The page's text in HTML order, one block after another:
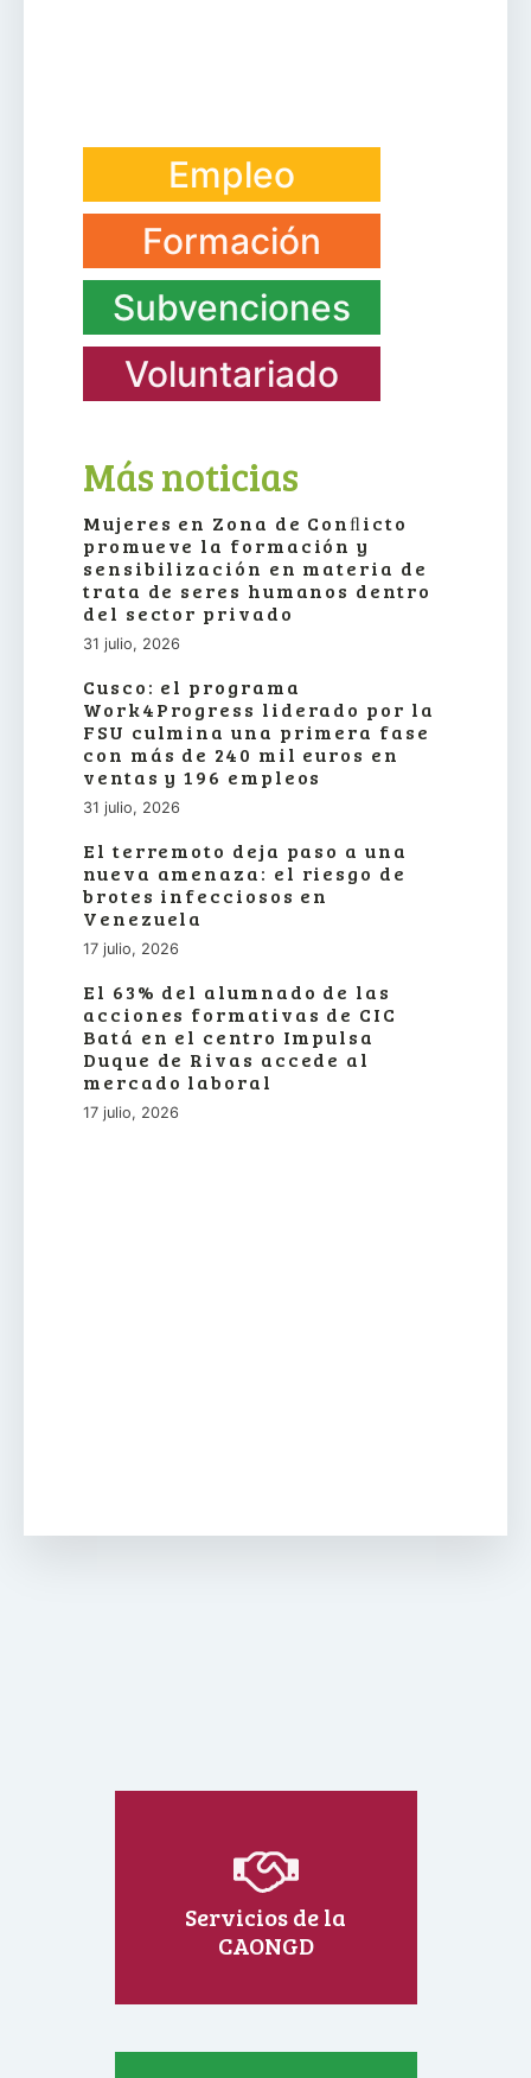
Empleo
Formación
Subvenciones
Voluntariado
Más noticias
Mujeres en Zona de Conﬂicto
promueve la formación y
sensibilización en materia de
trata de seres humanos dentro
del sector privado
31 julio, 2026
Cusco: el programa
Work4Progress liderado por la
FSU culmina una primera fase
con más de 240 mil euros en
ventas y 196 empleos
31 julio, 2026
El terremoto deja paso a una
nueva amenaza: el riesgo de
brotes infecciosos en
Venezuela
17 julio, 2026
El 63% del alumnado de las
acciones formativas de CIC
Batá en el centro Impulsa
Duque de Rivas accede al
mercado laboral
17 julio, 2026
Servicios de la
CAONGD